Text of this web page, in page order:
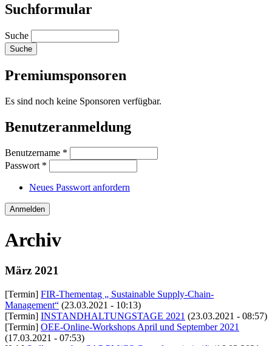
Suchformular
Suche
Premiumsponsoren
Es sind noch keine Sponsoren verfügbar.
Benutzeranmeldung
Benutzername *
Passwort *
Neues Passwort anfordern
Archiv
März 2021
[Termin] FIR-Thementag „ Sustainable Supply-Chain-
Management“ (23.03.2021 - 10:13)
[Termin] INSTANDHALTUNGSTAGE 2021 (23.03.2021 - 08:57)
[Termin] OEE-Online-Workshops April und September 2021
(17.03.2021 - 07:53)